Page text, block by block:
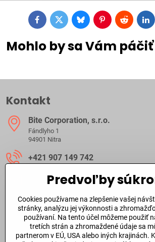
FacebookTwitterBlueskyPinterestReddit
Mohlo by sa Vám páčiť
Kontakt
Bite Corporation, s​.r​.o​.
Fándlyho 1
94901 Nitra
+421 907 149 742
ibite​@ibite​.sk
Ako dlho trvá dodanie?
O skladových zásobách a dodacej doby tovaru
informovať aj telefonickyalebo
Predvoľby
Cookies používame na zlepšenie vašej
stránky, analýzu jej výkonnosti a
používaní. Na tento účel môžeme použiť
tretích strán a zhromaždené údaje sa
partnerom v EÚ, USA alebo iných krajinách.